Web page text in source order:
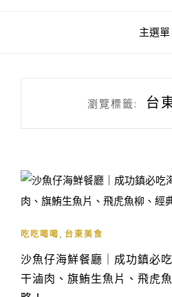
主選單
瀏覽標籤: 台
吃吃喝喝 台東美食
沙魚仔海鮮餐廳｜成功鎮必
干滷肉、旗鮪生魚片、飛虎